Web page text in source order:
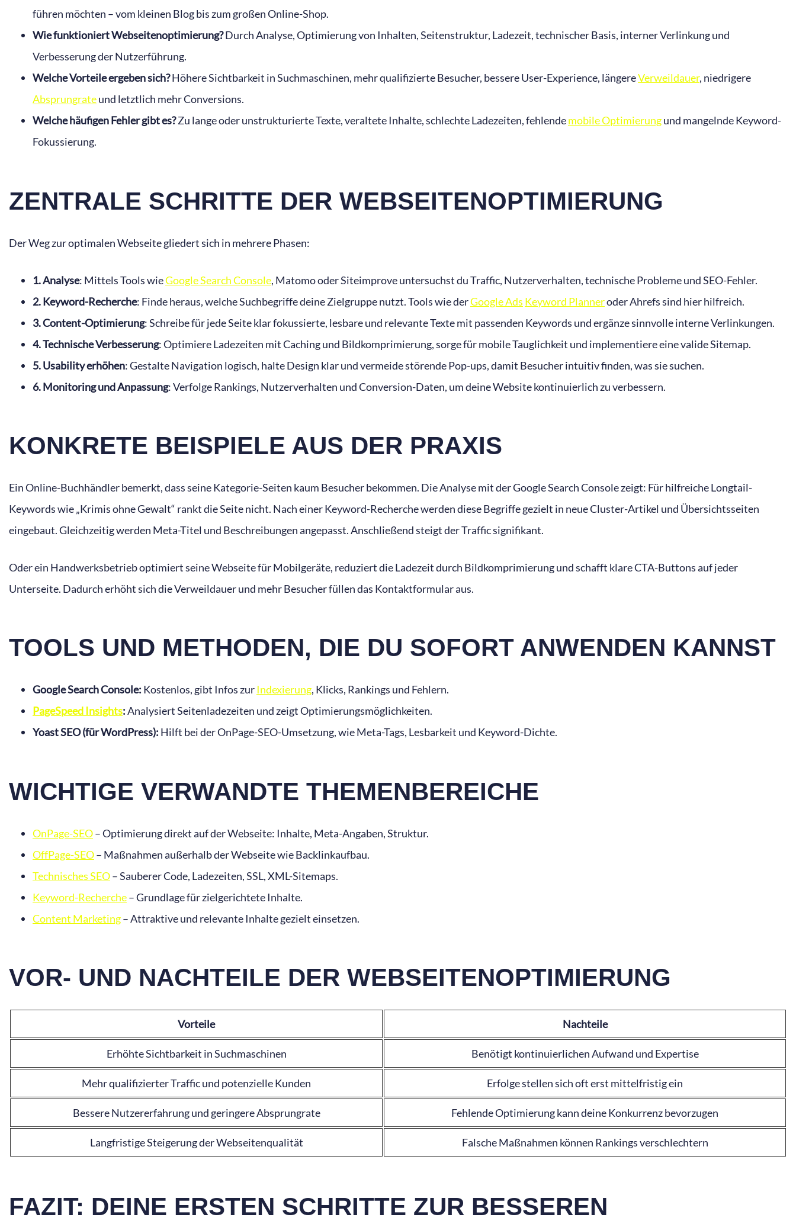
führen möchten – vom kleinen Blog bis zum großen Online-Shop.
Wie funktioniert Webseitenoptimierung?Durch Analyse, Optimierung von Inhalten, Seitenstruktur, Ladezeit, technischer Basis, interner Verlinkung und
Verbesserung der Nutzerführung.
Welche Vorteile ergeben sich?Höhere Sichtbarkeit in Suchmaschinen, mehr qualifizierte Besucher, bessere User-Experience, längereVerweildauer, niedrigere
Absprungrateund letztlich mehr Conversions.
Welche häufigen Fehler gibt es?Zu lange oder unstrukturierte Texte, veraltete Inhalte, schlechte Ladezeiten, fehlendemobile Optimierungund mangelnde Keyword-
Fokussierung.
ZENTRALE SCHRITTE DER WEBSEITENOPTIMIERUNG
Der Weg zur optimalen Webseite gliedert sich in mehrere Phasen:
1. Analyse: Mittels Tools wieGoogle Search Console, Matomo oder Siteimprove untersuchst du Traffic, Nutzerverhalten, technische Probleme und SEO-Fehler.
2. Keyword-Recherche: Finde heraus, welche Suchbegriffe deine Zielgruppe nutzt. Tools wie derGoogle Ads Keyword Planneroder Ahrefs sind hier hilfreich.
3. Content-Optimierung: Schreibe für jede Seite klar fokussierte, lesbare und relevante Texte mit passenden Keywords und ergänze sinnvolle interne Verlinkungen.
4. Technische Verbesserung: Optimiere Ladezeiten mit Caching und Bildkomprimierung, sorge für mobile Tauglichkeit und implementiere eine valide Sitemap.
5. Usability erhöhen: Gestalte Navigation logisch, halte Design klar und vermeide störende Pop-ups, damit Besucher intuitiv finden, was sie suchen.
6. Monitoring und Anpassung: Verfolge Rankings, Nutzerverhalten und Conversion-Daten, um deine Website kontinuierlich zu verbessern.
KONKRETE BEISPIELE AUS DER PRAXIS
Ein Online-Buchhändler bemerkt, dass seine Kategorie-Seiten kaum Besucher bekommen. Die Analyse mit der Google Search Console zeigt: Für hilfreiche Longtail-
Keywords wie „Krimis ohne Gewalt“ rankt die Seite nicht. Nach einer Keyword-Recherche werden diese Begriffe gezielt in neue Cluster-Artikel und Übersichtsseiten
eingebaut. Gleichzeitig werden Meta-Titel und Beschreibungen angepasst. Anschließend steigt der Traffic signifikant.
Oder ein Handwerksbetrieb optimiert seine Webseite für Mobilgeräte, reduziert die Ladezeit durch Bildkomprimierung und schafft klare CTA-Buttons auf jeder
Unterseite. Dadurch erhöht sich die Verweildauer und mehr Besucher füllen das Kontaktformular aus.
TOOLS UND METHODEN, DIE DU SOFORT ANWENDEN KANNST
Google Search Console: Kostenlos, gibt Infos zurIndexierung, Klicks, Rankings und Fehlern.
PageSpeed Insights:Analysiert Seitenladezeiten und zeigt Optimierungsmöglichkeiten.
Yoast SEO (für WordPress): Hilft bei der OnPage-SEO-Umsetzung, wie Meta-Tags, Lesbarkeit und Keyword-Dichte.
WICHTIGE VERWANDTE THEMENBEREICHE
OnPage-SEO– Optimierung direkt auf der Webseite: Inhalte, Meta-Angaben, Struktur.
OffPage-SEO– Maßnahmen außerhalb der Webseite wie Backlinkaufbau.
Technisches SEO– Sauberer Code, Ladezeiten, SSL, XML-Sitemaps.
Keyword-Recherche– Grundlage für zielgerichtete Inhalte.
Content Marketing– Attraktive und relevante Inhalte gezielt einsetzen.
VOR- UND NACHTEILE DER WEBSEITENOPTIMIERUNG
Vorteile Nachteile
Erhöhte Sichtbarkeit in Suchmaschinen Benötigt kontinuierlichen Aufwand und Expertise
Mehr qualifizierter Traffic und potenzielle Kunden Erfolge stellen sich oft erst mittelfristig ein
Bessere Nutzererfahrung und geringere Absprungrate Fehlende Optimierung kann deine Konkurrenz bevorzugen
Langfristige Steigerung der Webseitenqualität Falsche Maßnahmen können Rankings verschlechtern
FAZIT: DEINE ERSTEN SCHRITTE ZUR BESSEREN